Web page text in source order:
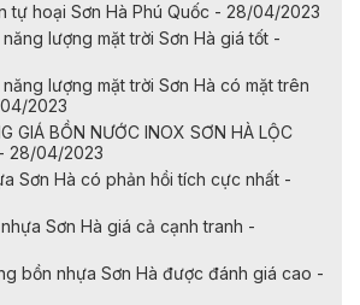
tự hoại Sơn Hà Phú Quốc - 28/04/2023
lượng mặt trời Sơn Hà giá tốt -
lượng mặt trời Sơn Hà có mặt trên
2023
GIÁ BỒN NƯỚC INOX SƠN HÀ LỘC
28/04/2023
Sơn Hà có phản hồi tích cực nhất -
Sơn Hà giá cả cạnh tranh -
bồn nhựa Sơn Hà được đánh giá cao -